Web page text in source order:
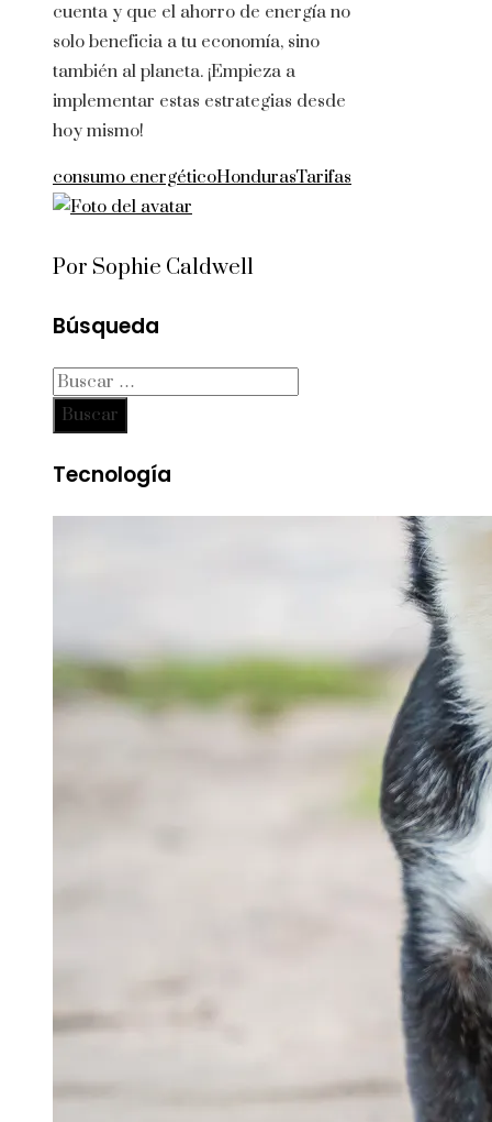
cuenta y que el ahorro de energía no
solo beneficia a tu economía, sino
también al planeta. ¡Empieza a
implementar estas estrategias desde
hoy mismo!
consumo energéticoHondurasTarifas
Por Sophie Caldwell
Búsqueda
Buscar:
Tecnología